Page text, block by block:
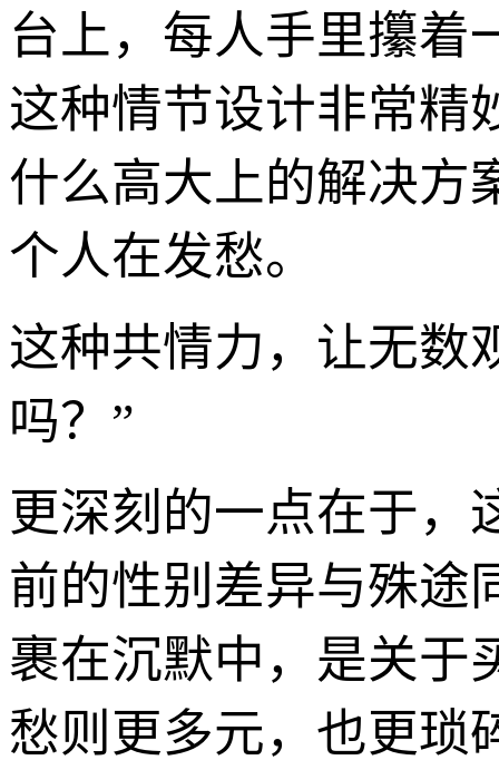
台上，每人手里攥着
这种情节设计非常精
什么高大上的解决方
个人在发愁。
这种共情力，让无数
吗？”
更深刻的一点在于，
前的性别差异与殊途
裹在沉默中，是关于
愁则更多元，也更琐